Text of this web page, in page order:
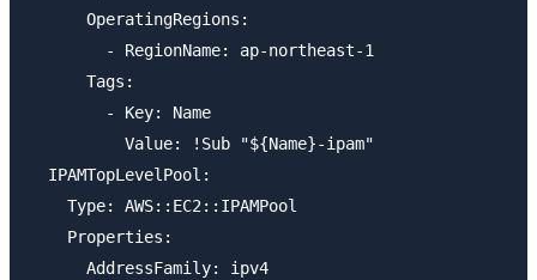
      OperatingRegions:
        - RegionName: ap-northeast-1
      Tags:
        - Key: Name
          Value: !Sub "${Name}-ipam"
  IPAMTopLevelPool:
    Type: AWS::EC2::IPAMPool
    Properties:
      AddressFamily: ipv4